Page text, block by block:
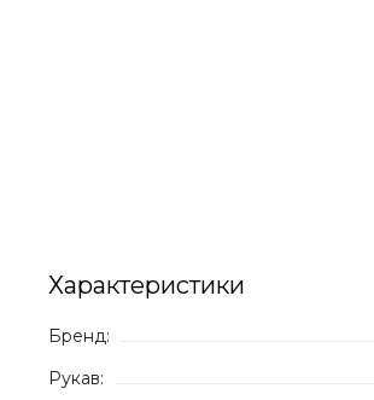
Характеристики
Бренд:
Рукав: